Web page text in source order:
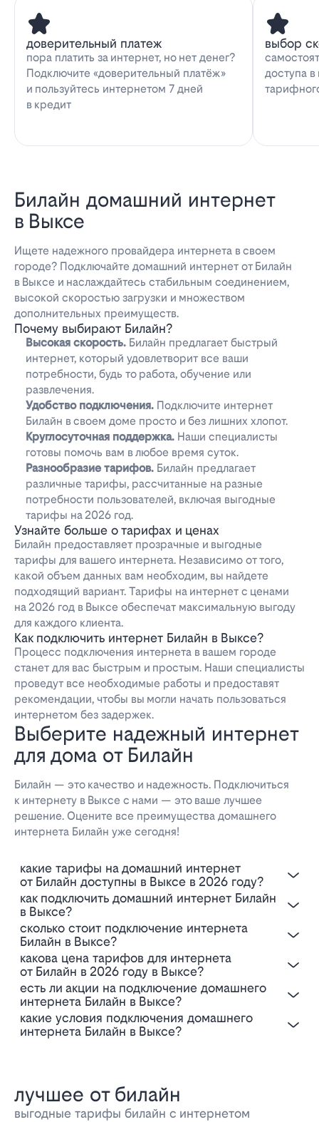
доверительный платеж
пора платить за интернет, но нет денег?
Подключите «доверительный платёж»
и пользуйтесь интернетом 7 дней
в кредит
выбор
доступа
Билайн домашний интернет
в Выксе
Ищете надежного провайдера интернета в своем
городе? Подключайте домашний интернет от Билайн
в Выксе и наслаждайтесь стабильным соединением,
высокой скоростью загрузки и множеством
дополнительных преимуществ.
Почему выбирают Билайн?
Высокая скорость. Билайн предлагает быстрый
интернет, который удовлетворит все ваши
потребности, будь то работа, обучение или
развлечения.
Удобство подключения. Подключите интернет
Билайн в своем доме просто и без лишних хлопот.
Круглосуточная поддержка. Наши специалисты
готовы помочь вам в любое время суток.
Разнообразие тарифов. Билайн предлагает
различные тарифы, рассчитанные на разные
потребности пользователей, включая выгодные
тарифы на 2026 год.
Узнайте больше о тарифах и ценах
Билайн предоставляет прозрачные и выгодные
тарифы для вашего интернета. Независимо от того,
какой объем данных вам необходим, вы найдете
подходящий вариант. Тарифы на интернет с ценами
на 2026 год в Выксе обеспечат максимальную выгоду
для каждого клиента.
Как подключить интернет Билайн в Выксе?
Процесс подключения интернета в вашем городе
станет для вас быстрым и простым. Наши специалисты
проведут все необходимые работы и предоставят
рекомендации, чтобы вы могли начать пользоваться
интернетом без задержек.
Выберите надежный интернет
для дома от Билайн
Билайн — это качество и надежность. Подключиться
к интернету в Выксе с нами — это ваше лучшее
решение. Оцените все преимущества домашнего
интернета Билайн уже сегодня!
Какие тарифы на домашний интернет
от Билайн доступны в Выксе в 2026 году?
Как подключить домашний интернет Билайн
в Выксе?
Сколько стоит подключение интернета
Билайн в Выксе?
Какова цена тарифов для интернета
от Билайн в 2026 году в Выксе?
Есть ли акции на подключение домашнего
интернета Билайн в Выксе?
Какие условия подключения домашнего
интернета Билайн в Выксе?
лучшее от билайн
выгодные тарифы билайн с интернетом